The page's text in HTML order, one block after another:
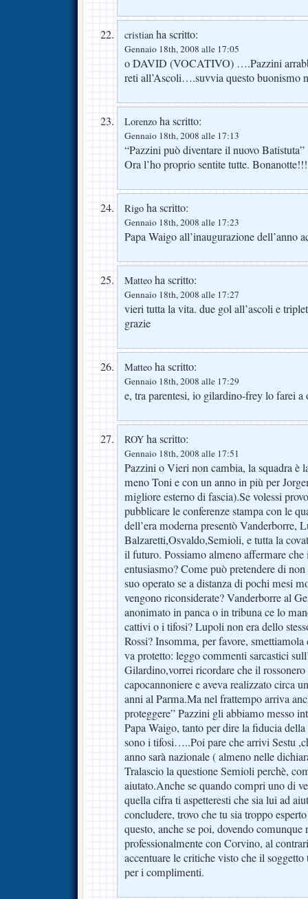
cristian ha scritto:
Gennaio 18th, 2008 alle 17:05
o DAVID (VOCATIVO) ….Pazzini
reti all’Ascoli….suvvia questo buonismo
Lorenzo ha scritto:
Gennaio 18th, 2008 alle 17:13
“Pazzini può diventare il nuovo Batistuta”
Ora l’ho proprio sentite tutte.
Rigo ha scritto:
Gennaio 18th, 2008 alle 17:23
Papa Waigo all’inaugurazione dell’anno
Matteo ha scritto:
Gennaio 18th, 2008 alle 17:27
vieri tutta la vita. due gol all’ascoli e
grazie
Matteo ha scritto:
Gennaio 18th, 2008 alle 17:29
e, tra parentesi, io gilardino-frey lo farei a
ROY ha scritto:
Gennaio 18th, 2008 alle 17:51
Pazzini o Vieri non cambia, la squadra è
meno Toni e con un anno in più per
migliore esterno di fascia).Se volessi
pubblicare le conferenze stampa con le
dell’era moderna presentò Vanderborre,
Balzaretti,Osvaldo,Semioli, e tutta la
il futuro. Possiamo almeno affermare
entusiasmo? Come può pretendere di
suo operato se a distanza di pochi mesi
vengono riconsiderate? Vanderborre al
anonimato in panca o in tribuna ce lo
cattivi o i tifosi? Lupoli non era dello
Rossi? Insomma, per favore,
va protetto: leggo commenti sarcastici
Gilardino,vorrei ricordare che il rossonero
capocannoniere e aveva realizzato circa
anni al Parma.Ma nel frattempo arriva
proteggere” Pazzini gli abbiamo messo
Papa Waigo, tanto per dire la fiducia
sono i tifosi…..Poi pare che arrivi Sestu
anno sarà nazionale ( almeno nelle
Tralascio la questione Semioli perchè,
aiutato.Anche se quando compri uno di
quella cifra ti aspetteresti che sia lui ad
concludere, trovo che tu sia troppo
questo, anche se poi, dovendo
professionalmente con Corvino, al
accentuare le critiche visto che il
per i complimenti.